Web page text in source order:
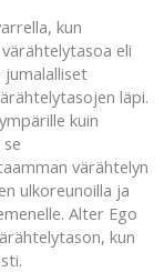
kun
eli
jumalalliset
läpi.
kuin
värähtelyn
ulkoreunoilla ja
Alter Ego
kun